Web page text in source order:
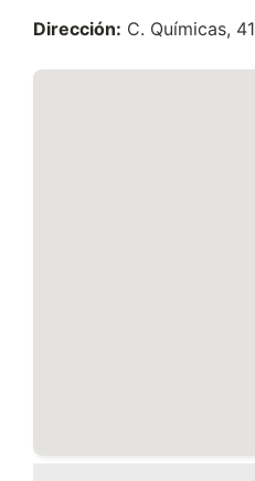
Dirección: C. Químicas, 41